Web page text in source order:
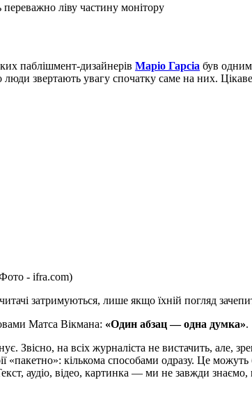
ліву частину монітору
паблішмент-дизайнерів Маріо Гарсіа був одним
звертають увагу спочатку саме на них.
- ifra.com)
затримуються, лише якщо їхній погляд
Матса Вікмана: «Один абзац ― одна думка».
Звісно, на всіх журналіста не вистачить, але,
кількома способами одразу. Це
аудіо, відео, картинка ― ми не завжди